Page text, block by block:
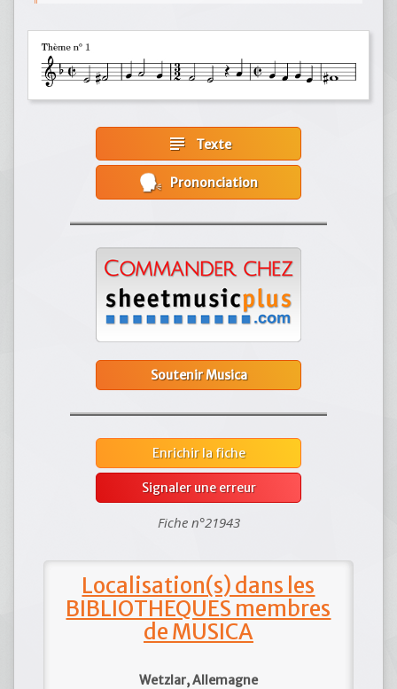
subject Texte
Prononciation
Soutenir Musica
Enrichir la fiche
Signaler une erreur
Fiche n°21943
Localisation(s) dans les
BIBLIOTHEQUES membres
de MUSICA
Wetzlar, Allemagne